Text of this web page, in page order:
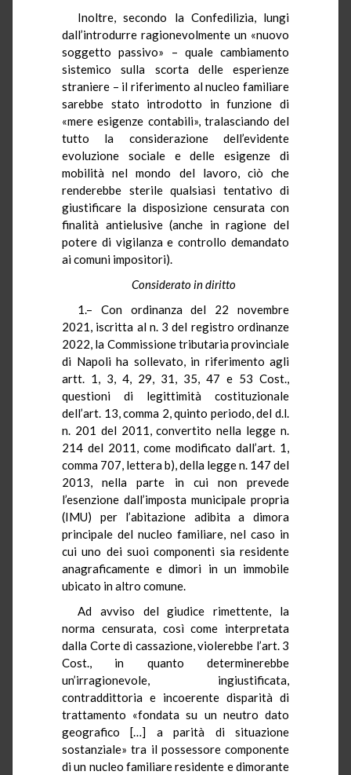
Inoltre, secondo la Confedilizia, lungi
dall’introdurre ragionevolmente un «nuovo
soggetto passivo» – quale cambiamento
sistemico sulla scorta delle esperienze
straniere – il riferimento al nucleo familiare
sarebbe stato introdotto in funzione di
«mere esigenze contabili», tralasciando del
tutto la considerazione dell’evidente
evoluzione sociale e delle esigenze di
mobilità nel mondo del lavoro, ciò che
renderebbe sterile qualsiasi tentativo di
giustificare la disposizione censurata con
finalità antielusive (anche in ragione del
potere di vigilanza e controllo demandato
ai comuni impositori).
Considerato in diritto
1.– Con ordinanza del 22 novembre
2021, iscritta al n. 3 del registro ordinanze
2022, la Commissione tributaria provinciale
di Napoli ha sollevato, in riferimento agli
artt. 1, 3, 4, 29, 31, 35, 47 e 53 Cost.,
questioni di legittimità costituzionale
dell’art. 13, comma 2, quinto periodo, del d.l.
n. 201 del 2011, convertito nella legge n.
214 del 2011, come modificato dall’art. 1,
comma 707, lettera b), della legge n. 147 del
2013, nella parte in cui non prevede
l’esenzione dall’imposta municipale propria
(IMU) per l’abitazione adibita a dimora
principale del nucleo familiare, nel caso in
cui uno dei suoi componenti sia residente
anagraficamente e dimori in un immobile
ubicato in altro comune.
Ad avviso del giudice rimettente, la
norma censurata, così come interpretata
dalla Corte di cassazione, violerebbe l’art. 3
Cost., in quanto determinerebbe
un’irragionevole, ingiustificata,
contraddittoria e incoerente disparità di
trattamento «fondata su un neutro dato
geografico […] a parità di situazione
sostanziale» tra il possessore componente
di un nucleo familiare residente e dimorante